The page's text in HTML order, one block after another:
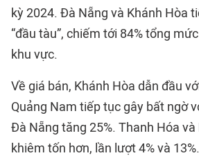
kỳ 2024. Đà Nẵng và Khánh Hòa
“đầu tàu”, chiếm tới 84% tổng
khu vực.
Về giá bán, Khánh Hòa dẫn đầu
Quảng Nam tiếp tục gây bất ngờ
Đà Nẵng tăng 25%. Thanh Hóa
khiêm tốn hơn, lần lượt 4% và